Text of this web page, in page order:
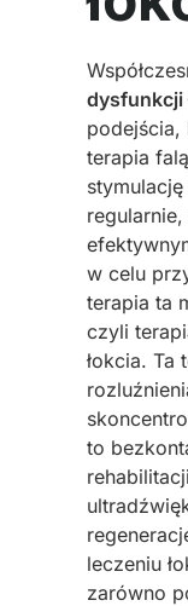
dysfunkcji
podejścia,
terapia
w celu
terapia ta
czyli
łokcia. Ta
to
leczeniu
zarówno